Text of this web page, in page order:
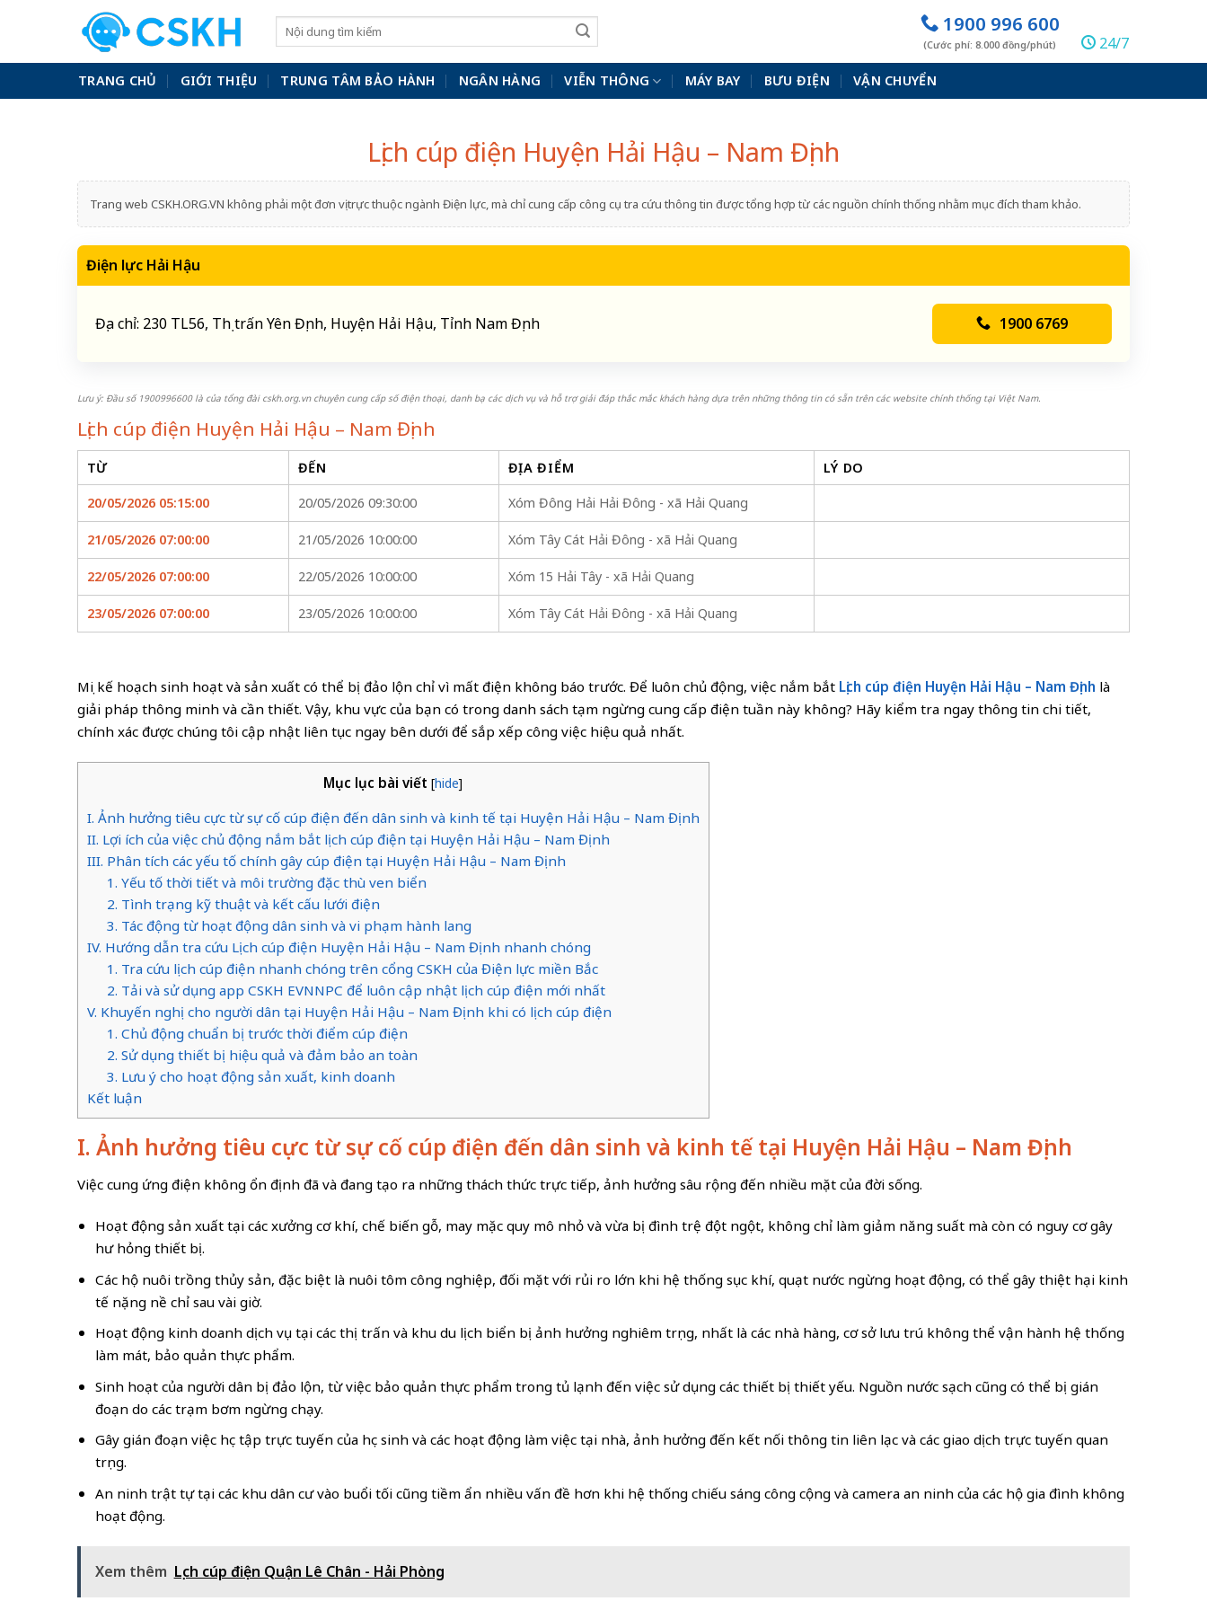
1900 996 600
(Cước phí: 8.000 đồng/phút) 24/7
TRANG CHỦ GIỚI THIỆU TRUNG TÂM BẢO HÀNH NGÂN HÀNG VIỄN THÔNG MÁY BAY BƯU ĐIỆN VẬN CHUYỂN
Lịch cúp điện Huyện Hải Hậu – Nam Định
Trang web CSKH.ORG.VN không phải một đơn vị trực thuộc ngành Điện lực, mà chỉ cung cấp công cụ tra cứu thông tin được tổng hợp từ các nguồn chính thống nhằm mục đích tham khảo.
Điện lực Hải Hậu
Địa chỉ: 230 TL56, Thị trấn Yên Định, Huyện Hải Hậu, Tỉnh Nam Định 1900 6769
Lưu ý: Đầu số 1900996600 là của tổng đài cskh.org.vn chuyên cung cấp số điện thoại, danh bạ các dịch vụ và hỗ trợ giải đáp thắc mắc khách hàng dựa trên những thông tin có sẵn trên các website chính thống tại Việt Nam.
Lịch cúp điện Huyện Hải Hậu – Nam Định
TỪ ĐẾN ĐỊA ĐIỂM LÝ DO
20/05/2026 05:15:00 20/05/2026 09:30:00 Xóm Đông Hải Hải Đông - xã Hải Quang
21/05/2026 07:00:00 21/05/2026 10:00:00 Xóm Tây Cát Hải Đông - xã Hải Quang
22/05/2026 07:00:00 22/05/2026 10:00:00 Xóm 15 Hải Tây - xã Hải Quang
23/05/2026 07:00:00 23/05/2026 10:00:00 Xóm Tây Cát Hải Đông - xã Hải Quang
Mọi kế hoạch sinh hoạt và sản xuất có thể bị đảo lộn chỉ vì mất điện không báo trước. Để luôn chủ động, việc nắm bắt Lịch cúp điện Huyện Hải Hậu – Nam Định là
giải pháp thông minh và cần thiết. Vậy, khu vực của bạn có trong danh sách tạm ngừng cung cấp điện tuần này không? Hãy kiểm tra ngay thông tin chi tiết,
chính xác được chúng tôi cập nhật liên tục ngay bên dưới để sắp xếp công việc hiệu quả nhất.
Mục lục bài viết [hide]
I. Ảnh hưởng tiêu cực từ sự cố cúp điện đến dân sinh và kinh tế tại Huyện Hải Hậu – Nam Định
II. Lợi ích của việc chủ động nắm bắt lịch cúp điện tại Huyện Hải Hậu – Nam Định
III. Phân tích các yếu tố chính gây cúp điện tại Huyện Hải Hậu – Nam Định
1. Yếu tố thời tiết và môi trường đặc thù ven biển
2. Tình trạng kỹ thuật và kết cấu lưới điện
3. Tác động từ hoạt động dân sinh và vi phạm hành lang
IV. Hướng dẫn tra cứu Lịch cúp điện Huyện Hải Hậu – Nam Định nhanh chóng
1. Tra cứu lịch cúp điện nhanh chóng trên cổng CSKH của Điện lực miền Bắc
2. Tải và sử dụng app CSKH EVNNPC để luôn cập nhật lịch cúp điện mới nhất
V. Khuyến nghị cho người dân tại Huyện Hải Hậu – Nam Định khi có lịch cúp điện
1. Chủ động chuẩn bị trước thời điểm cúp điện
2. Sử dụng thiết bị hiệu quả và đảm bảo an toàn
3. Lưu ý cho hoạt động sản xuất, kinh doanh
Kết luận
I. Ảnh hưởng tiêu cực từ sự cố cúp điện đến dân sinh và kinh tế tại Huyện Hải Hậu – Nam Định
Việc cung ứng điện không ổn định đã và đang tạo ra những thách thức trực tiếp, ảnh hưởng sâu rộng đến nhiều mặt của đời sống.
Hoạt động sản xuất tại các xưởng cơ khí, chế biến gỗ, may mặc quy mô nhỏ và vừa bị đình trệ đột ngột, không chỉ làm giảm năng suất mà còn có nguy cơ gây
hư hỏng thiết bị.
Các hộ nuôi trồng thủy sản, đặc biệt là nuôi tôm công nghiệp, đối mặt với rủi ro lớn khi hệ thống sục khí, quạt nước ngừng hoạt động, có thể gây thiệt hại kinh
tế nặng nề chỉ sau vài giờ.
Hoạt động kinh doanh dịch vụ tại các thị trấn và khu du lịch biển bị ảnh hưởng nghiêm trọng, nhất là các nhà hàng, cơ sở lưu trú không thể vận hành hệ thống
làm mát, bảo quản thực phẩm.
Sinh hoạt của người dân bị đảo lộn, từ việc bảo quản thực phẩm trong tủ lạnh đến việc sử dụng các thiết bị thiết yếu. Nguồn nước sạch cũng có thể bị gián
đoạn do các trạm bơm ngừng chạy.
Gây gián đoạn việc học tập trực tuyến của học sinh và các hoạt động làm việc tại nhà, ảnh hưởng đến kết nối thông tin liên lạc và các giao dịch trực tuyến quan
trọng.
An ninh trật tự tại các khu dân cư vào buổi tối cũng tiềm ẩn nhiều vấn đề hơn khi hệ thống chiếu sáng công cộng và camera an ninh của các hộ gia đình không
hoạt động.
Xem thêm Lịch cúp điện Quận Lê Chân - Hải Phòng